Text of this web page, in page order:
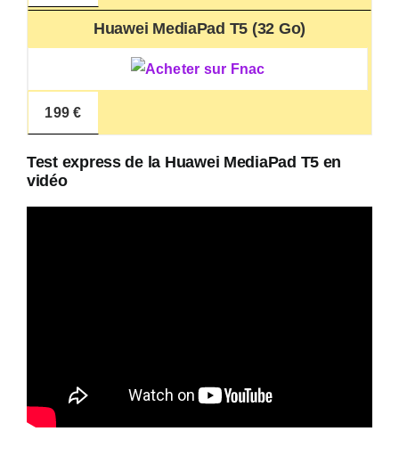
Huawei MediaPad T5 (32 Go)
199 €
Test express de la Huawei MediaPad T5 en
vidéo